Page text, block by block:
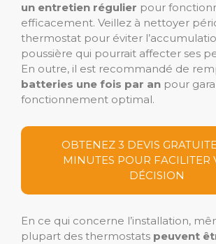
un entretien régulier pour
efficacement. Veillez à nettoyer
thermostat pour éviter
poussière qui pourrait affecter ses
En outre, il est recommandé de
batteries une fois par an pour
fonctionnement optimal.
OBTENEZ 3 DEVIS
MINUTES POUR FACILITER
DÉCISION
En ce qui concerne l’installation,
plupart des thermostats peuvent